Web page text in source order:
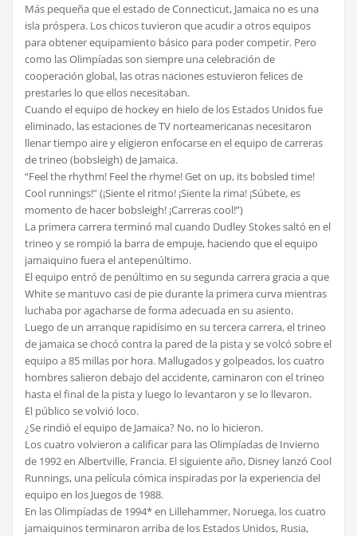
Más pequeña que el estado de Connecticut, Jamaica no es una
isla próspera. Los chicos tuvieron que acudir a otros equipos
para obtener equipamiento básico para poder competir. Pero
como las Olimpíadas son siempre una celebración de
cooperación global, las otras naciones estuvieron felices de
prestarles lo que ellos necesitaban.
Cuando el equipo de hockey en hielo de los Estados Unidos fue
eliminado, las estaciones de TV norteamericanas necesitaron
llenar tiempo aire y eligieron enfocarse en el equipo de carreras
de trineo (bobsleigh) de Jamaica.
“Feel the rhythm! Feel the rhyme! Get on up, its bobsled time!
Cool runnings!” (¡Siente el ritmo! ¡Siente la rima! ¡Súbete, es
momento de hacer bobsleigh! ¡Carreras cool!”)
La primera carrera terminó mal cuando Dudley Stokes saltó en el
trineo y se rompió la barra de empuje, haciendo que el equipo
jamaiquino fuera el antepenúltimo.
El equipo entró de penúltimo en su segunda carrera gracia a que
White se mantuvo casi de pie durante la primera curva mientras
luchaba por agacharse de forma adecuada en su asiento.
Luego de un arranque rapidísimo en su tercera carrera, el trineo
de jamaica se chocó contra la pared de la pista y se volcó sobre el
equipo a 85 millas por hora. Mallugados y golpeados, los cuatro
hombres salieron debajo del accidente, caminaron con el trineo
hasta el final de la pista y luego lo levantaron y se lo llevaron.
El público se volvió loco.
¿Se rindió el equipo de Jamaica? No, no lo hicieron.
Los cuatro volvieron a calificar para las Olimpíadas de Invierno
de 1992 en Albertville, Francia. El siguiente año, Disney lanzó Cool
Runnings, una película cómica inspiradas por la experiencia del
equipo en los Juegos de 1988.
En las Olimpíadas de 1994* en Lillehammer, Noruega, los cuatro
jamaiquinos terminaron arriba de los Estados Unidos, Rusia,